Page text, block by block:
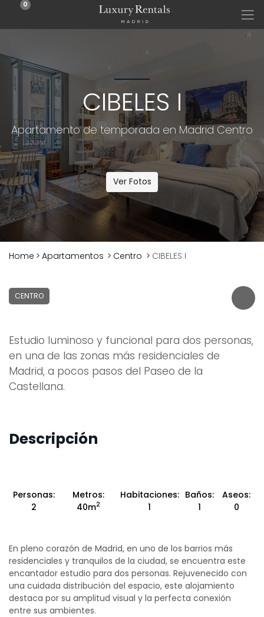
0
CIBELES I
Apartamento de temporada en Madrid Centro
Ver Fotos
Home > Apartamentos > Centro > CIBELES I
CENTRO
Estudio luminoso y funcional para dos personas,
en una de las zonas más residenciales de
Madrid, a pocos pasos del Paseo de la
Castellana.
Descripción
Personas:
2
Metros:
40m2
Habitaciones:
1
Baños:
1
Aseos:
0
En pleno corazón de Madrid, en uno de los barrios más
residenciales y tranquilos de la ciudad, se encuentra este
encantador estudio para dos personas. Rejuvenecido con
una cuidada distribución del espacio, este alojamiento
destaca por su amplitud visual y la perfecta conexión
entre sus ambientes.